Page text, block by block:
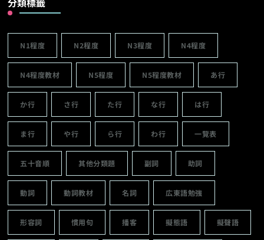
N1程度 N2程度 N3程度 N4程度
N4程度教材 N5程度 N5程度教材 あ行
か行 さ行 た行 な行 は行
ま行 や行 ら行 わ行 一覽表
五十音順 其他分類題 副詞 助詞
動詞 動詞教材 名詞 広東語勉強
形容詞 慣用句 播客 擬態語 擬聲語